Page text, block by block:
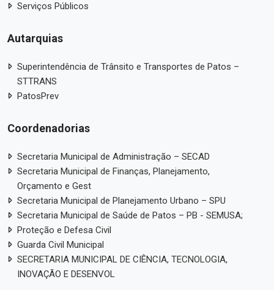
Serviços Públicos
Autarquias
Superintendência de Trânsito e Transportes de Patos –
STTRANS
PatosPrev
Coordenadorias
Secretaria Municipal de Administração – SECAD
Secretaria Municipal de Finanças, Planejamento,
Orçamento e Gest
Secretaria Municipal de Planejamento Urbano – SPU
Secretaria Municipal de Saúde de Patos – PB - SEMUSA;
Proteção e Defesa Civil
Guarda Civil Municipal
SECRETARIA MUNICIPAL DE CIÊNCIA, TECNOLOGIA,
INOVAÇÃO E DESENVOL